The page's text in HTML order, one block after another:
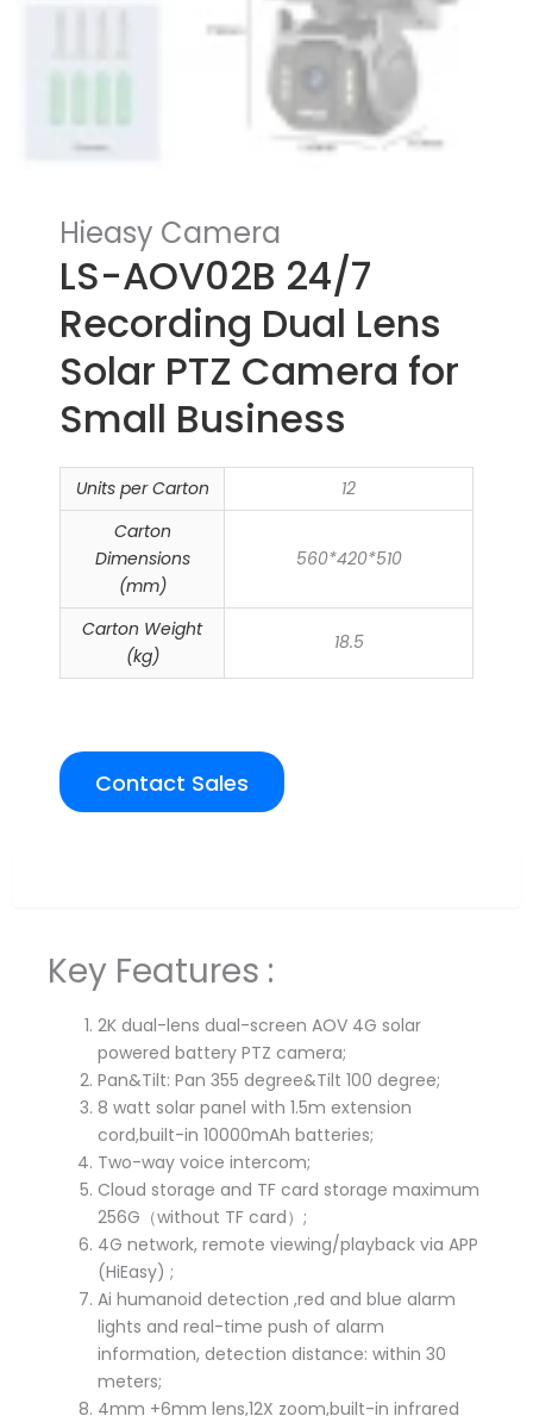
Hieasy Camera
LS-AOV02B 24/7
Recording Dual Lens
Solar PTZ Camera for
Small Business
Units per Carton
12
Carton
Dimensions
(mm)
560*420*510
Carton Weight
(kg)
18.5
Contact Sales
Key Features :
2K dual-lens dual-screen AOV 4G solar
powered battery PTZ camera;
Pan&Tilt: Pan 355 degree&Tilt 100 degree;
8 watt solar panel with 1.5m extension
cord,built-in 10000mAh batteries;
Two-way voice intercom;
Cloud storage and TF card storage maximum
256G（without TF card）;
4G network, remote viewing/playback via APP
(HiEasy) ;
Ai humanoid detection ,red and blue alarm
lights and real-time push of alarm
information, detection distance: within 30
meters;
4mm +6mm lens,12X zoom,built-in infrared